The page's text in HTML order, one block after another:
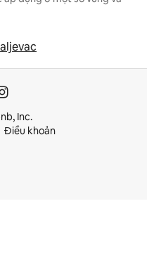
Inc.
Điều khoản